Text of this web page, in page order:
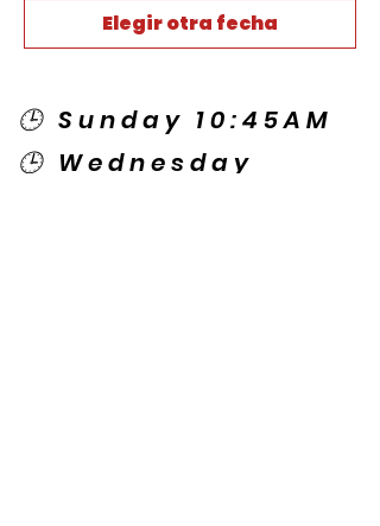
Elegir otra fecha
🕒 Sunday 10:45AM
🕒 Wednesday